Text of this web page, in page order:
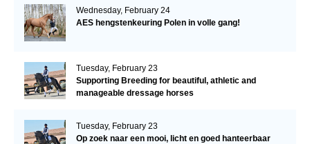
Wednesday, February 24
AES hengstenkeuring Polen in volle gang!
Tuesday, February 23
Supporting Breeding for beautiful, athletic and
manageable dressage horses
Tuesday, February 23
Op zoek naar een mooi, licht en goed hanteerbaar